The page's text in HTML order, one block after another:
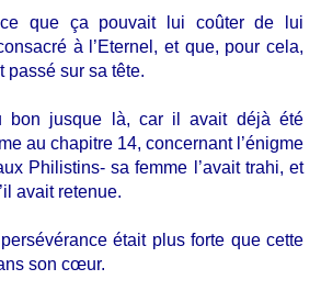
ce que ça pouvait lui coûter de lui
à l’Eternel, et que, pour cela,
passé sur sa tête.
bon jusque là, car il avait déjà été
au chapitre 14, concernant l’énigme
Philistins- sa femme l’avait trahi, et
avait retenue.
était plus forte que cette
son cœur.